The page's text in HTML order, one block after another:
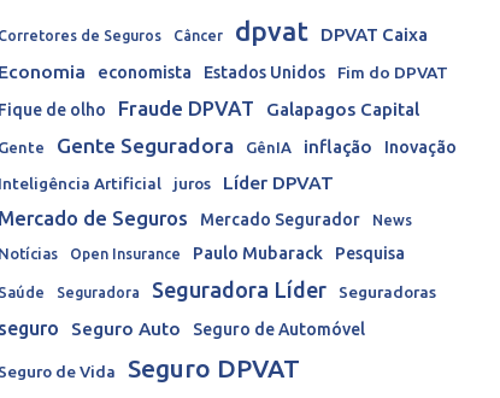
Corretores de Seguros Câncer dpvat
DPVAT Caixa
Economia
economista Estados Unidos
Fim do DPVAT
Fique de olho
Fraude DPVAT Galapagos Capital
Gente Gente Seguradora GênIA inflação
Inovação
Inteligência Artificial
juros
Líder DPVAT
Mercado de Seguros
Mercado Segurador
News
Notícias
Open Insurance Paulo Mubarack Pesquisa
Saúde Seguradora Seguradora Líder Seguradoras
seguro Seguro Auto Seguro de Automóvel
Seguro de Vida Seguro DPVAT